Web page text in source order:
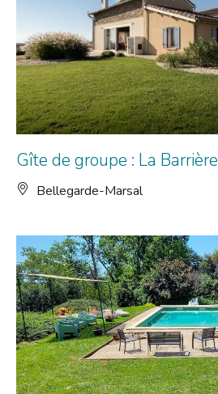
Gîte de groupe : La Barrière
Bellegarde-Marsal